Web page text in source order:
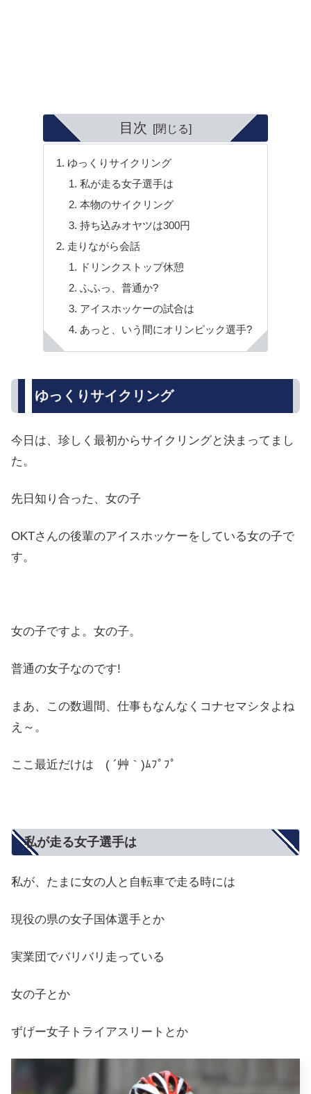
目次
ゆっくりサイクリング
私が走る女子選手は
本物のサイクリング
持ち込みオヤツは300円
走りながら会話
ドリンクストップ休憩
ふふっ、普通か?
アイスホッケーの試合は
あっと、いう間にオリンピック選手?
ゆっくりサイクリング
今日は、珍しく最初からサイクリングと決まってまし
た。
先日知り合った、女の子
OKTさんの後輩のアイスホッケーをしている女の子で
す。
女の子ですよ。女の子。
普通の女子なのです!
まあ、この数週間、仕事もなんなくコナセマシタよね
え～。
ここ最近だけは ( ´艸｀)ﾑﾌﾟﾌﾟ
私が走る女子選手は
私が、たまに女の人と自転車で走る時には
現役の県の女子国体選手とか
実業団でバリバリ走っている
女の子とか
ずげー女子トライアスリートとか